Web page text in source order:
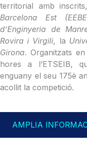
territorial amb
Barcelona Est
d’Enginyeria de
Rovira i Virgili, la
Girona. Organitzats
hores a l’ETSEIB,
enguany el seu 175è
acollit la competició.
AMPLIA